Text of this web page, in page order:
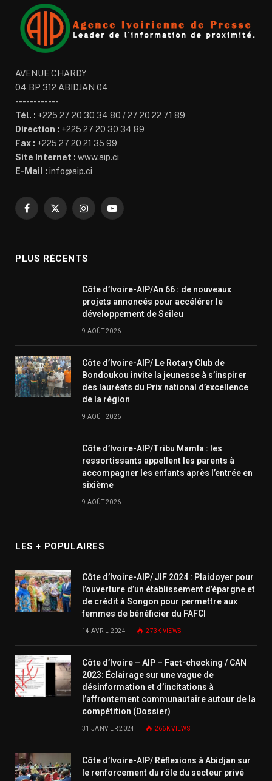
AVENUE CHARDY
04 BP 312 ABIDJAN 04
------------
Tél. : +225 27 20 30 34 80 / 27 20 22 71 89
Direction : +225 27 20 30 34 89
Fax : +225 27 20 21 35 99
Site Internet : www.aip.ci
E-Mail : info@aip.ci
Facebook
X
InstagramYouTube
PLUS RÉCENTS
Côte d’Ivoire-AIP/An 66 : de nouveaux
projets annoncés pour accélérer le
développement de Seileu
9 AOÛT 2026
Côte d’Ivoire-AIP/ Le Rotary Club de
Bondoukou invite la jeunesse à s’inspirer
des lauréats du Prix national d’excellence
de la région
9 AOÛT 2026
Côte d’Ivoire-AIP/Tribu Mamla : les
ressortissants appellent les parents à
accompagner les enfants après l’entrée en
sixième
9 AOÛT 2026
LES + POPULAIRES
Côte d’Ivoire-AIP/ JIF 2024 : Plaidoyer pour
l’ouverture d’un établissement d’épargne et
de crédit à Songon pour permettre aux
femmes de bénéficier du FAFCI
14 AVRIL 2024 273K VIEWS
Côte d’Ivoire – AIP – Fact-checking / CAN
2023: Éclairage sur une vague de
désinformation et d’incitations à
l’affrontement communautaire autour de la
compétition (Dossier)
31 JANVIER 2024 266KVIEWS
Côte d’Ivoire-AIP/ Réflexions à Abidjan sur
le renforcement du rôle du secteur privé